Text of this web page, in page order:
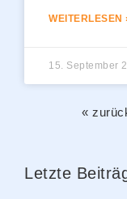
WEITERLESEN
15. September
«
Letzte